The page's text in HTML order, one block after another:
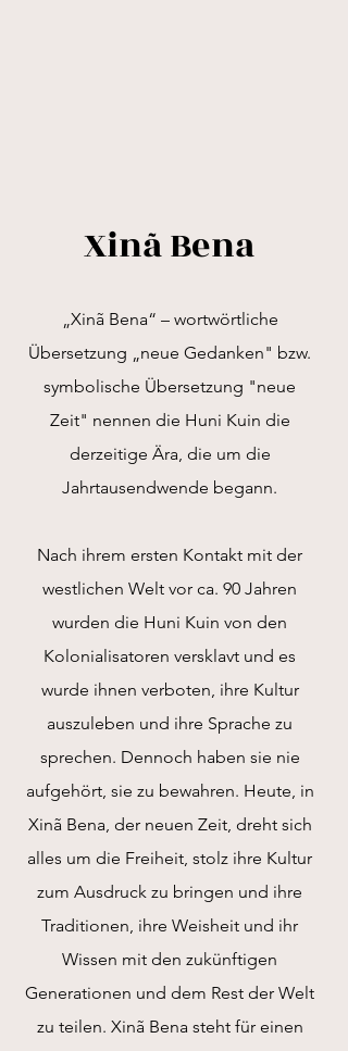
Xinã Bena
„Xinã Bena“ – wortwörtliche
Übersetzung „neue Gedanken" bzw.
symbolische Übersetzung "neue
Zeit" nennen die Huni Kuin die
derzeitige Ära, die um die
Jahrtausendwende begann.
Nach ihrem ersten Kontakt mit der
westlichen Welt vor ca. 90 Jahren
wurden die Huni Kuin von den
Kolonialisatoren versklavt und es
wurde ihnen verboten, ihre Kultur
auszuleben und ihre Sprache zu
sprechen. Dennoch haben sie nie
aufgehört, sie zu bewahren. Heute, in
Xinã Bena, der neuen Zeit, dreht sich
alles um die Freiheit, stolz ihre Kultur
zum Ausdruck zu bringen und ihre
Traditionen, ihre Weisheit und ihr
Wissen mit den zukünftigen
Generationen und dem Rest der Welt
zu teilen. Xinã Bena steht für einen